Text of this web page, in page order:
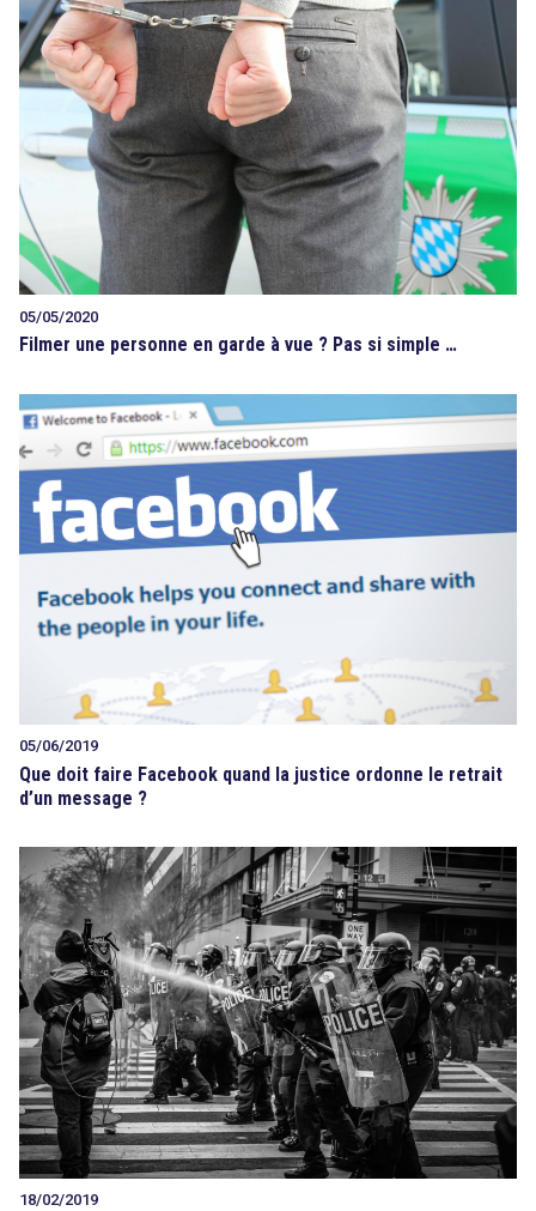
05/05/2020
Filmer une personne en garde à vue ? Pas si simple …
05/06/2019
Que doit faire Facebook quand la justice ordonne le retrait
d’un message ?
18/02/2019